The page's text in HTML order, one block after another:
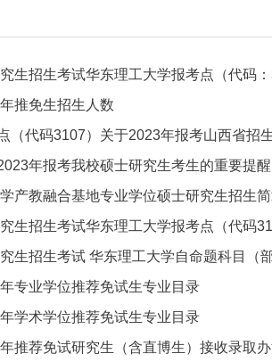
生招生考试华东理工大学报考点（代码
推免生招生人数
（代码3107）关于2023年报考山西省招
年报考我校硕士研究生考生的重要提醒
产教融合基地专业学位硕士研究生招生
生招生考试华东理工大学报考点（代码
生招生考试 华东理工大学自命题科目（
专业学位推荐免试生专业目录
学术学位推荐免试生专业目录
推荐免试研究生（含直博生）接收录取